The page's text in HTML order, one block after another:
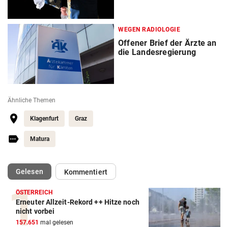
WEGEN RADIOLOGIE
Offener Brief der Ärzte an
die Landesregierung
Ähnliche Themen
Klagenfurt Graz
Matura
Gelesen(ausgewählt)Kommentiert
ÖSTERREICH
Erneuter Allzeit-Rekord ++ Hitze noch
nicht vorbei
157.651 mal gelesen